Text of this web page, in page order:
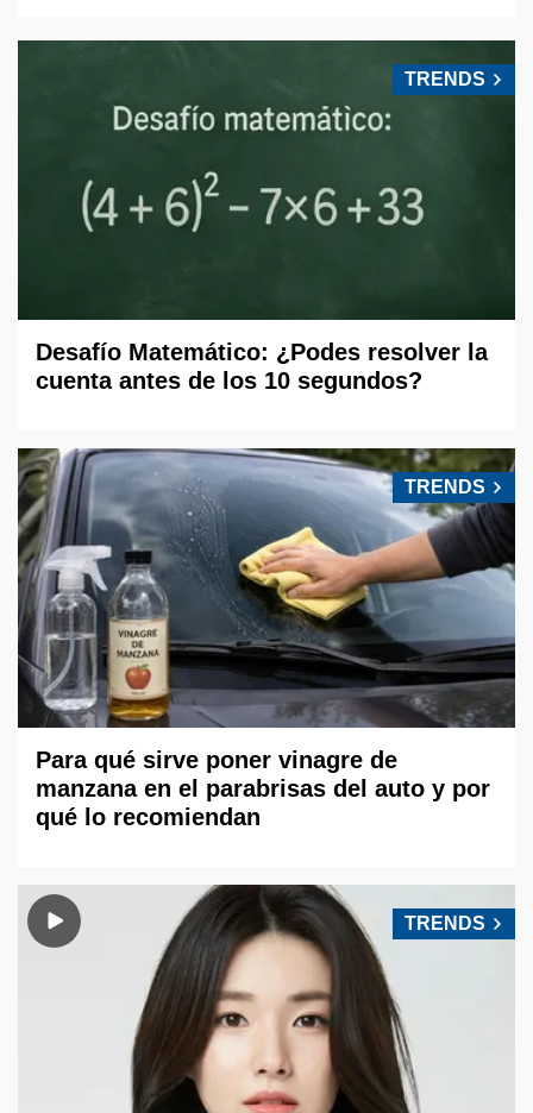
TRENDS
Desafío Matemático: ¿Podes resolver la
cuenta antes de los 10 segundos?
TRENDS
Para qué sirve poner vinagre de
manzana en el parabrisas del auto y por
qué lo recomiendan
TRENDS